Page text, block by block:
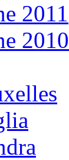
2011
2010